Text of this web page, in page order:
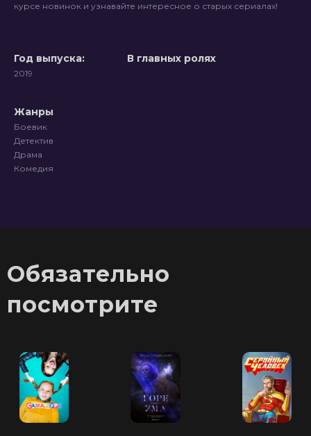
курсе новинок и узнавайте интересное о старых сериалах!
Год выпуска:
2019
Жанры
Боевик
Детектив
Драма
Комедия
В главных ролях
Обязательно
посмотрите